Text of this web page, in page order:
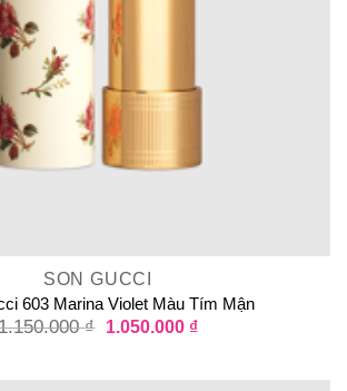
SON GUCCI
603 Marina Violet Màu Tím Mận
₫ 1.050.000 ₫